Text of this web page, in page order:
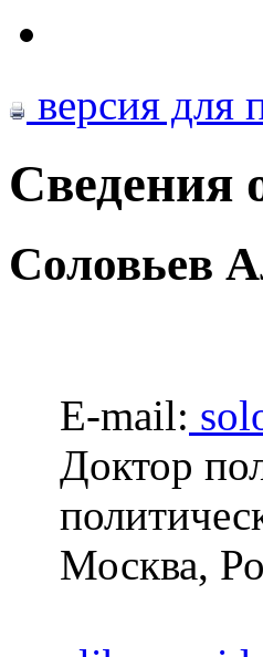
версия для
Сведения
Соловьев
E-mail:
Доктор
Москва,